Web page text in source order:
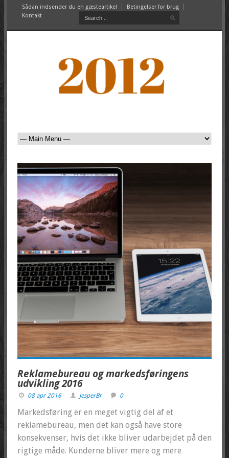
Sådan indsender du en gæsteartikel
Betingelser for brug
Kontakt
Reklamebureau og markedsføringens
udvikling 2016
08 apr 2016 JesperBr 0
Markedsføring er en meget vigtig del af et
reklamebureau, men det kan også have store
konsekvenser, hvis det ikke bliver udarbejdet på den
rigtige måde. Kunderne bliver mere og mere